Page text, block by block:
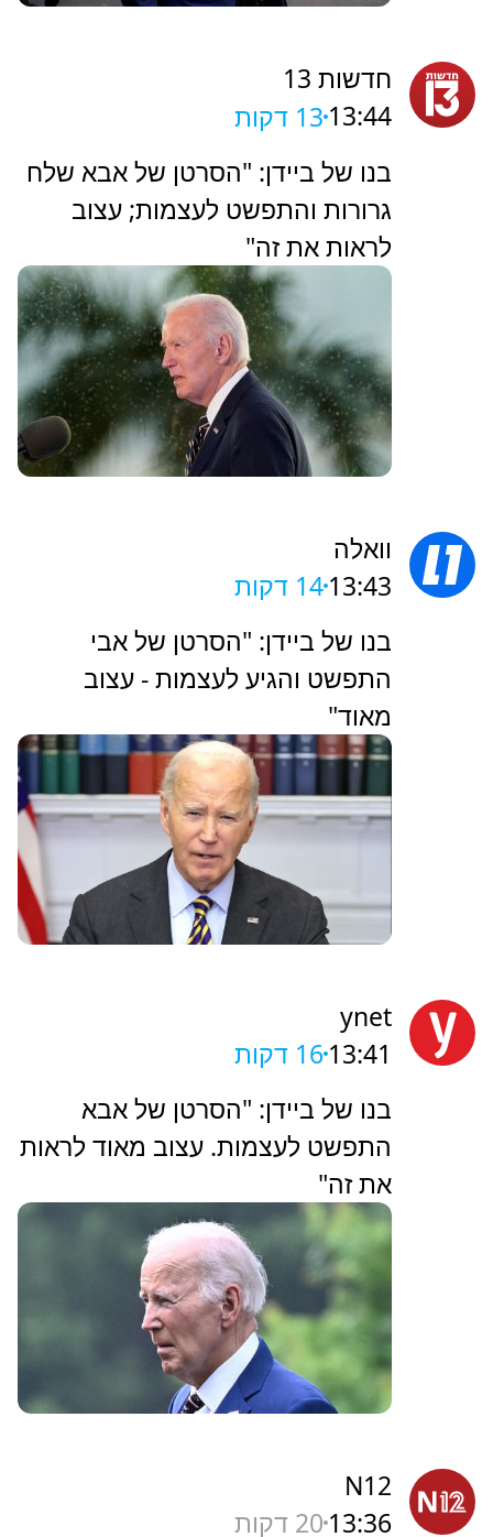
חדשות 13
13:44 13 דקות
בנו של ביידן: "הסרטן של אבא שלח
גרורות והתפשט לעצמות; עצוב
לראות את זה"
וואלה
13:4314 דקות
בנו של ביידן: "הסרטן של אבי
התפשט והגיע לעצמות - עצוב
מאוד"
ynet
13:41 16 דקות
בנו של ביידן: "הסרטן של אבא
התפשט לעצמות. עצוב מאוד לראות
את זה"
N12
13:36 20 דקות